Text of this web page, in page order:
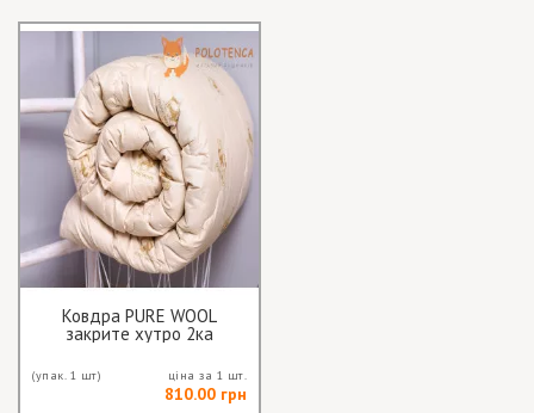
Ковдра PURE WOOL
закрите хутро 2ка
(упак. 1 шт) ціна за 1 шт.
810.00 грн